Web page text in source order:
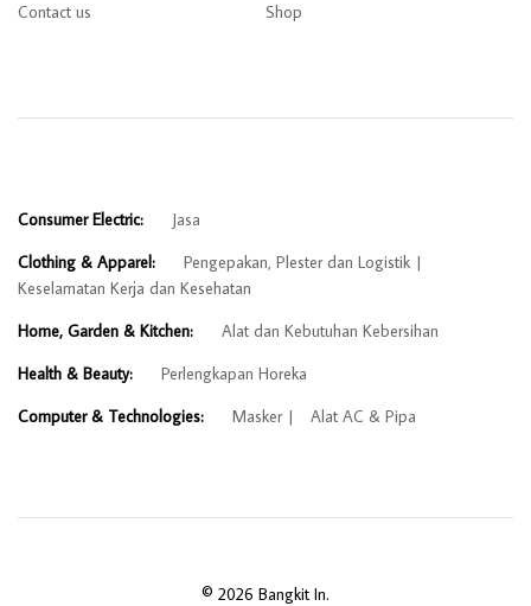
Contact us
Shop
Consumer Electric:
Jasa
Clothing & Apparel:
Pengepakan, Plester dan Logistik
Keselamatan Kerja dan Kesehatan
Home, Garden & Kitchen:
Alat dan Kebutuhan Kebersihan
Health & Beauty:
Perlengkapan Horeka
Computer & Technologies:
Masker Alat AC & Pipa
© 2026 Bangkit In.